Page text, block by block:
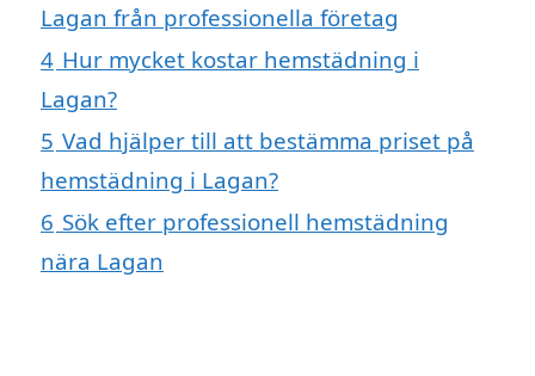
Lagan från professionella företag
4 Hur mycket kostar hemstädning i
Lagan?
5 Vad hjälper till att bestämma priset på
hemstädning i Lagan?
6 Sök efter professionell hemstädning
nära Lagan